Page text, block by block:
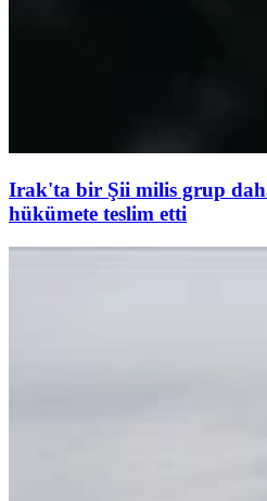
Irak'ta bir Şii milis grup
hükümete teslim etti